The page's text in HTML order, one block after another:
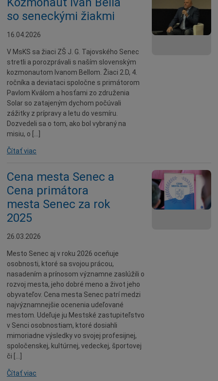
so seneckými žiakmi
16.04.2026
V MsKS sa žiaci ZŠ J. G. Tajovského Senec
stretli a porozprávali s naším slovenským
kozmonautom Ivanom Bellom. Žiaci 2.D, 4.
ročníka a deviataci spoločne s primátorom
Pavlom Kválom a hosťami zo združenia
Solar so zatajeným dychom počúvali
zážitky z prípravy a letu do vesmíru.
Dozvedeli sa o tom, ako bol vybraný na
misiu, o […]
Čítať viac
Cena mesta Senec a
Cena primátora
mesta Senec za rok
2025
26.03.2026
Mesto Senec aj v roku 2026 oceňuje
osobnosti, ktoré sa svojou prácou,
nasadením a prínosom významne zaslúžili o
rozvoj mesta, jeho dobré meno a život jeho
obyvateľov. Cena mesta Senec patrí medzi
najvýznamnejšie ocenenia udeľované
mestom. Udeľuje ju Mestské zastupiteľstvo
v Senci osobnostiam, ktoré dosiahli
mimoriadne výsledky vo svojej profesijnej,
spoločenskej, kultúrnej, vedeckej, športovej
či […]
Čítať viac